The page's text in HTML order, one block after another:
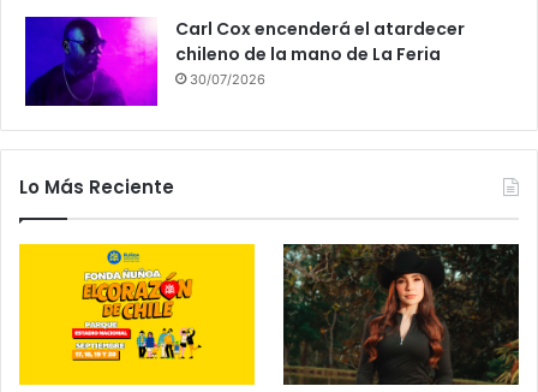
Carl Cox encenderá el atardecer
chileno de la mano de La Feria
30/07/2026
Lo Más Reciente